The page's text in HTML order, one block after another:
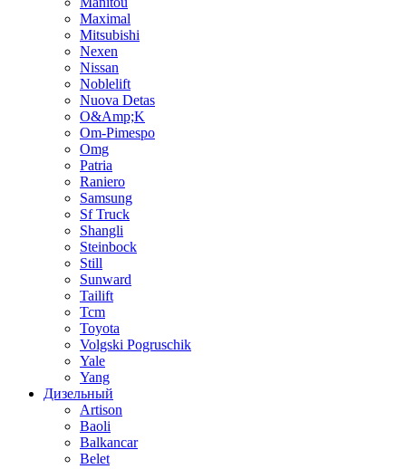
Maximal
Mitsubishi
Nexen
Nissan
Noblelift
Nuova Detas
O&Amp;K
Om-Pimespo
Omg
Patria
Raniero
Samsung
Sf Truck
Shangli
Steinbock
Still
Sunward
Tailift
Tcm
Toyota
Volgski Pogruschik
Yale
Yang
Дизельный
Artison
Baoli
Balkancar
Belet